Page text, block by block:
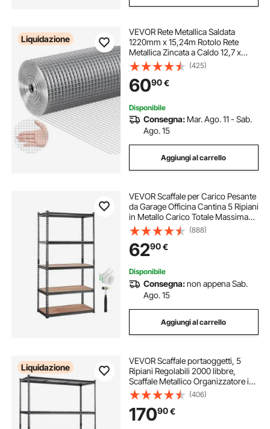
Liquidazione
VEVOR Rete Metallica Saldata
1220mm x 15,24m Rotolo Rete
Metallica Zincata a Caldo 12,7 x
12,7mm Maglia Calibro 19
Recinzione in Filo per Polli per
Gabbie per Conigli, Giardino,
Piccoli Roditori
(425)
6090€
Disponibile
Consegna: Mar. Ago. 11 - Sab.
Ago. 15
Aggiungi al carrello
VEVOR Scaffale per Carico Pesante
da Garage Officina Cantina 5 Ripiani
in Metallo Carico Totale Massima
907,2kg, Scaffale in Metallo Altezza
Ripiano Regolabile 90x45x182,88
cm, Scaffale per Magazzino
(888)
6290€
Disponibile
Consegna:non appena Sab.
Ago. 15
Aggiungi al carrello
Liquidazione
VEVOR Scaffale portaoggetti, 5
Ripiani Regolabili 2000 libbre,
Scaffale Metallico Organizzatore in
Metallo, Nero, 60" L x 24" L x 78" A
per Cucina Dispensa Seminterrato
Bagno Lavanderia Armadio
(406)
17090€